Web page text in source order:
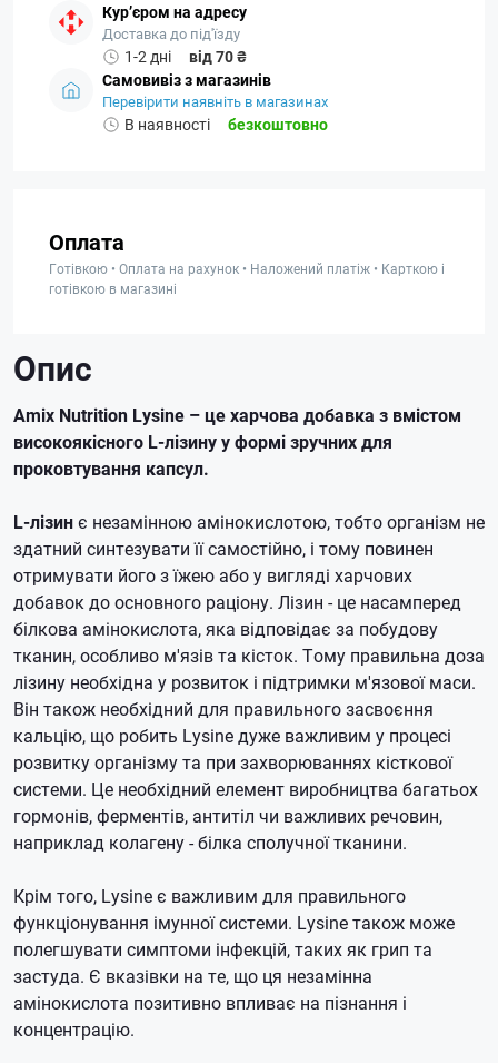
Кур’єром на адресу
Доставка до під'їзду
1-2 дні
від 70 ₴
Самовивіз з магазинів
Перевірити наявніть в магазинах
В наявності безкоштовно
Оплата
Готівкою • Оплата на рахунок • Наложений платіж • Карткою і
готівкою в магазині
Опис
Amix Nutrition Lysine – це харчова добавка з вмістом
високоякісного L-лізину у формі зручних для
проковтування капсул.
L-лізинє незамінною амінокислотою, тобто організм не
здатний синтезувати її самостійно, і тому повинен
отримувати його з їжею або у вигляді харчових
добавок до основного раціону. Лізин - це насамперед
білкова амінокислота, яка відповідає за побудову
тканин, особливо м'язів та кісток. Тому правильна доза
лізину необхідна у розвиток і підтримки м'язової маси.
Він також необхідний для правильного засвоєння
кальцію, що робить Lysine дуже важливим у процесі
розвитку організму та при захворюваннях кісткової
системи. Це необхідний елемент виробництва багатьох
гормонів, ферментів, антитіл чи важливих речовин,
наприклад колагену - білка сполучної тканини.
Крім того, Lysine є важливим для правильного
функціонування імунної системи. Lysine також може
полегшувати симптоми інфекцій, таких як грип та
застуда. Є вказівки на те, що ця незамінна
амінокислота позитивно впливає на пізнання і
концентрацію.